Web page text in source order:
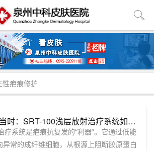
性疤痕修护
夏季疤痕修复正当时：SRT-100浅层放射治疗系统如何阻断增生性疤痕的“生长基因”？
疗系统是疤痕抗复发的“利器”。它通过低能
异常的成纤维细胞，从根源上阻断胶原蛋白